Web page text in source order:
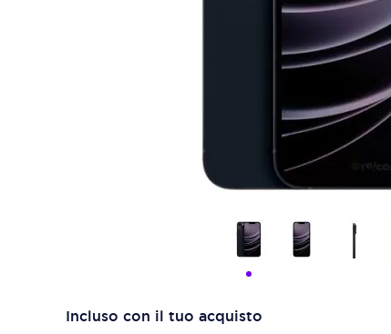
Incluso con il tuo acquisto